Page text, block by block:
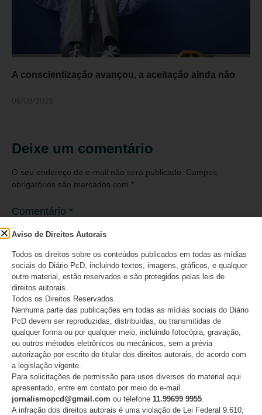
A conscientização avançou, a aceitação ainda não
Deixe um comentário
O seu endereço de e-mail não será publicado.
Campos
obrigatórios são marcados com *
Comentário *
Nome*
Aviso de Direitos Autorais
Todos os direitos sobre os conteúdos publicados em todas as mídias
sociais do Diário PcD, incluindo textos, imagens, gráficos, e qualquer
outro material, estão reservados e são protegidos pelas leis de
direitos autorais.
Todos os Direitos Reservados.
Nenhuma parte das publicações em todas as mídias sociais do Diário
PcD devem ser reproduzidas, distribuídas, ou transmitidas de
qualquer forma ou por qualquer meio, incluindo fotocópia, gravação,
ou outros métodos eletrônicos ou mecânicos, sem a prévia
autorização por escrito do titular dos direitos autorais, de acordo com
a legislação vigente.
Para solicitações de permissão para usos diversos do material aqui
apresentado, entre em contato por meio do e-mail
jornalismopcd@gmail.com ou telefone 11.99699 9955
A infração dos direitos autorais é uma violação de Lei Federal 9.610,